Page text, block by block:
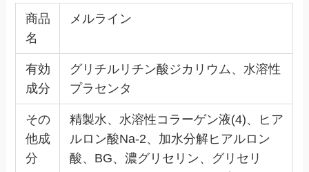
商品
名
メルライン
有効
成分
グリチルリチン酸ジカリウム、水溶性
プラセンタ
その
他成
分
精製水、水溶性コラーゲン液(4)、ヒア
ルロン酸Na-2、加水分解ヒアルロン
酸、BG、濃グリセリン、グリセリ